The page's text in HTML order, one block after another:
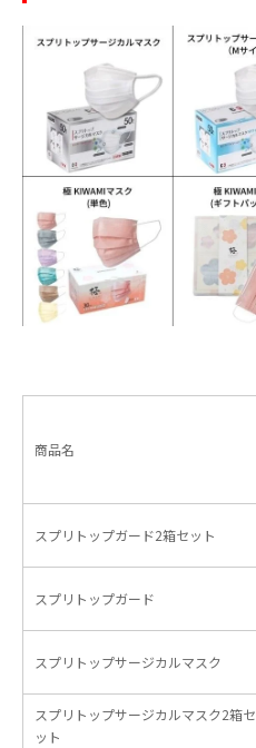
商品名
スプリトップガード2箱セット
スプリトップガード
スプリトップサージカルマスク
スプリトップサージカルマスク2箱セ
ット